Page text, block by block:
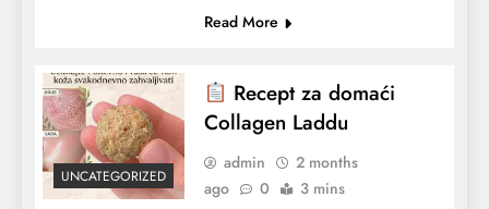
Read More
UNCATEGORIZED
Recept za domaći
Collagen Laddu
admin
2 months
ago
0 3 mins